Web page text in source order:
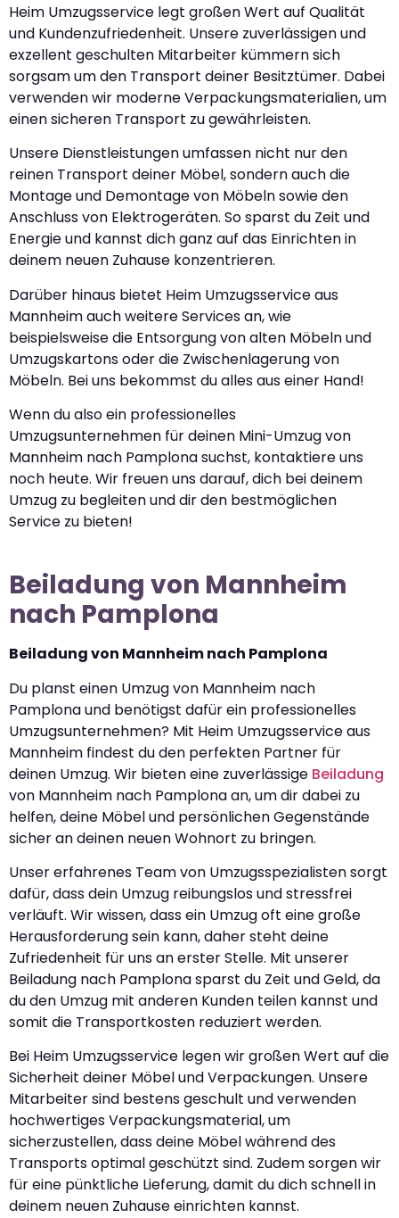
Heim Umzugsservice legt großen Wert auf Qualität
und Kundenzufriedenheit. Unsere zuverlässigen und
exzellent geschulten Mitarbeiter kümmern sich
sorgsam um den Transport deiner Besitztümer. Dabei
verwenden wir moderne Verpackungsmaterialien, um
einen sicheren Transport zu gewährleisten.
Unsere Dienstleistungen umfassen nicht nur den
reinen Transport deiner Möbel, sondern auch die
Montage und Demontage von Möbeln sowie den
Anschluss von Elektrogeräten. So sparst du Zeit und
Energie und kannst dich ganz auf das Einrichten in
deinem neuen Zuhause konzentrieren.
Darüber hinaus bietet Heim Umzugsservice aus
Mannheim auch weitere Services an, wie
beispielsweise die Entsorgung von alten Möbeln und
Umzugskartons oder die Zwischenlagerung von
Möbeln. Bei uns bekommst du alles aus einer Hand!
Wenn du also ein professionelles
Umzugsunternehmen für deinen Mini-Umzug von
Mannheim nach Pamplona suchst, kontaktiere uns
noch heute. Wir freuen uns darauf, dich bei deinem
Umzug zu begleiten und dir den bestmöglichen
Service zu bieten!
Beiladung von Mannheim
nach Pamplona
Beiladung von Mannheim nach Pamplona
Du planst einen Umzug von Mannheim nach
Pamplona und benötigst dafür ein professionelles
Umzugsunternehmen? Mit Heim Umzugsservice aus
Mannheim findest du den perfekten Partner für
deinen Umzug. Wir bieten eine zuverlässige Beiladung
von Mannheim nach Pamplona an, um dir dabei zu
helfen, deine Möbel und persönlichen Gegenstände
sicher an deinen neuen Wohnort zu bringen.
Unser erfahrenes Team von Umzugsspezialisten sorgt
dafür, dass dein Umzug reibungslos und stressfrei
verläuft. Wir wissen, dass ein Umzug oft eine große
Herausforderung sein kann, daher steht deine
Zufriedenheit für uns an erster Stelle. Mit unserer
Beiladung nach Pamplona sparst du Zeit und Geld, da
du den Umzug mit anderen Kunden teilen kannst und
somit die Transportkosten reduziert werden.
Bei Heim Umzugsservice legen wir großen Wert auf die
Sicherheit deiner Möbel und Verpackungen. Unsere
Mitarbeiter sind bestens geschult und verwenden
hochwertiges Verpackungsmaterial, um
sicherzustellen, dass deine Möbel während des
Transports optimal geschützt sind. Zudem sorgen wir
für eine pünktliche Lieferung, damit du dich schnell in
deinem neuen Zuhause einrichten kannst.